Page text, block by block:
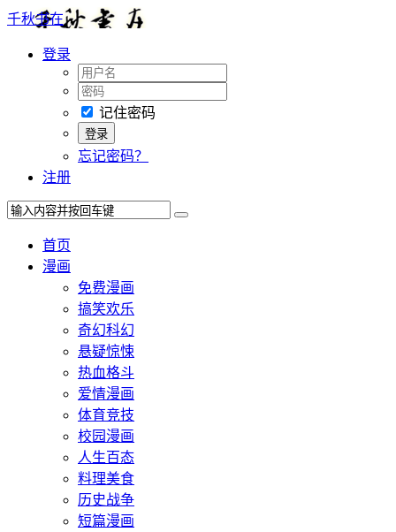
千秋书在
登录
记住密码
忘记密码？
注册
首页
漫画
免费漫画
搞笑欢乐
奇幻科幻
悬疑惊悚
热血格斗
爱情漫画
体育竞技
校园漫画
人生百态
料理美食
历史战争
短篇漫画